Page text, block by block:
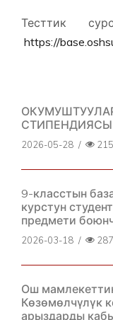
Тесттик
https://
2026-05-28 /
9-класстын
курстун
предмети
2026-03-18 /
Ош
Көзөмөлчүлүк
арыздарды